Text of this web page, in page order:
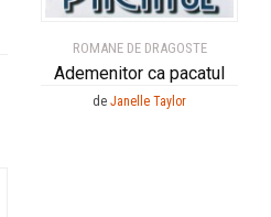
ROMANE DE DRAGOSTE
Ademenitor ca pacatul
de Janelle Taylor